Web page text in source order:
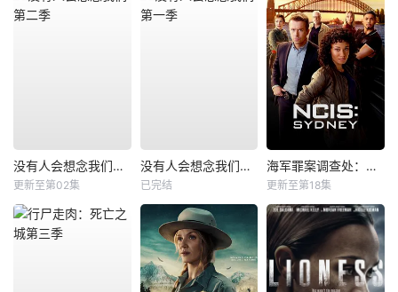
没有人会想念我们第二季
更新至第02集
没有人会想念我们第一季
已完结
海军罪案调查处：悉尼第三季
更新至第18集